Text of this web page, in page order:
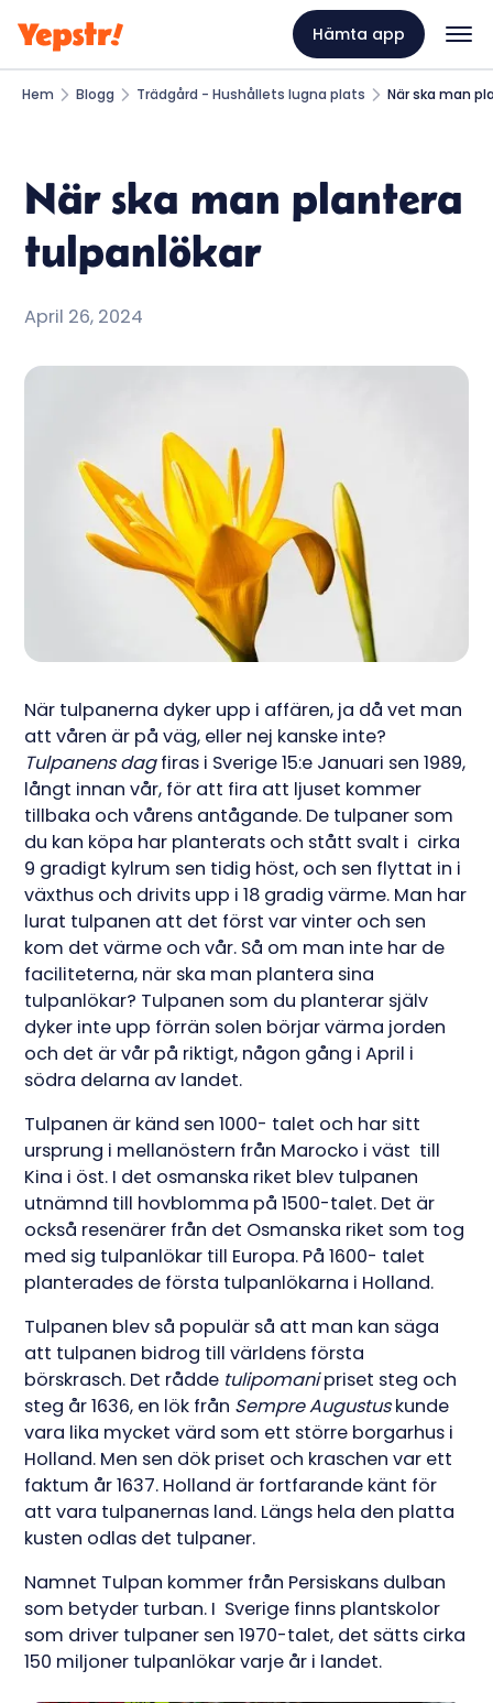
Hämta app
Hem Blogg Trädgård - Hushållets lugna plats När ska man
När ska man plantera
tulpanlökar
April 26, 2024
När tulpanerna dyker upp i affären, ja då vet man
att våren är på väg, eller nej kanske inte?
Tulpanens dagfiras i Sverige 15:e Januari sen 1989,
långt innan vår, för att fira att ljuset kommer
tillbaka och vårens antågande. De tulpaner som
du kan köpa har planterats och stått svalt i cirka
9 gradigt kylrum sen tidig höst, och sen flyttat in i
växthus och drivits upp i 18 gradig värme. Man har
lurat tulpanen att det först var vinter och sen
kom det värme och vår. Så om man inte har de
faciliteterna, när ska man plantera sina
tulpanlökar? Tulpanen som du planterar själv
dyker inte upp förrän solen börjar värma jorden
och det är vår på riktigt, någon gång i April i
södra delarna av landet.
Tulpanen är känd sen 1000- talet och har sitt
ursprung i mellanöstern från Marocko i väst till
Kina i öst. I det osmanska riket blev tulpanen
utnämnd till hovblomma på 1500-talet. Det är
också resenärer från det Osmanska riket som tog
med sig tulpanlökar till Europa. På 1600- talet
planterades de första tulpanlökarna i Holland.
Tulpanen blev så populär så att man kan säga
att tulpanen bidrog till världens första
börskrasch. Det rådde tulipomanipriset steg och
steg år 1636, en lök från Sempre Augustuskunde
vara lika mycket värd som ett större borgarhus i
Holland. Men sen dök priset och kraschen var ett
faktum år 1637. Holland är fortfarande känt för
att vara tulpanernas land. Längs hela den platta
kusten odlas det tulpaner.
Namnet Tulpan kommer från Persiskans dulban
som betyder turban. I Sverige finns plantskolor
som driver tulpaner sen 1970-talet, det sätts cirka
150 miljoner tulpanlökar varje år i landet.